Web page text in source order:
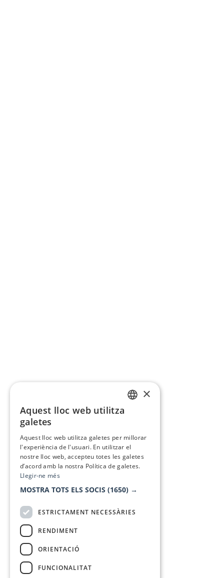
×
Aquest lloc web utilitza
galetes
Aquest lloc web utilitza galetes per millorar
l'experiència de l'usuari. En utilitzar el
nostre lloc web, accepteu totes les galetes
d’acord amb la nostra Política de galetes.
Llegir-ne més
MOSTRA TOTS ELS SOCIS (1650) →
ESTRICTAMENT NECESSÀRIES
RENDIMENT
ORIENTACIÓ
FUNCIONALITAT